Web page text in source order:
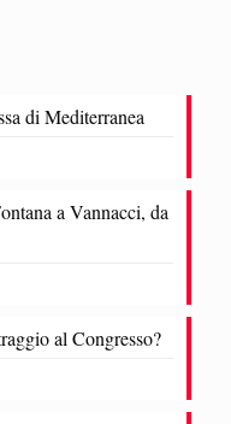
di Mediterranea
a Vannacci, da
al Congresso?